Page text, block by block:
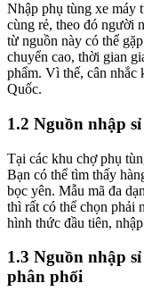
Nhập phụ tùng xe máy
cùng rẻ, theo đó người
từ nguồn này có thể
chuyển cao, thời gian
phẩm. Vì thế, cân
Quốc.
1.2 Nguồn nhập
Tại các khu chợ phụ
Bạn có thể tìm thấy
bọc yên. Mẫu mã đa
thì rất có thể chọn phải
hình thức đầu tiên,
1.3 Nguồn nhập
phân phối